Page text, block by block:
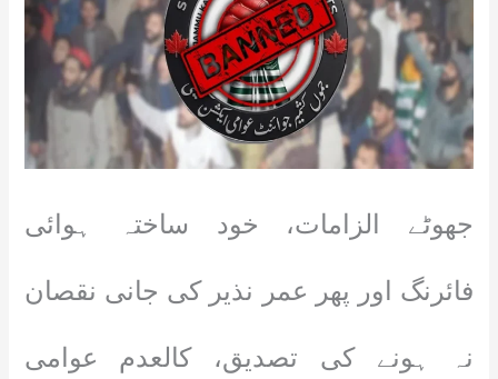
جھوٹے الزامات، خود ساختہ ہوائی
فائرنگ اور پھر عمر نذیر کی جانی نقصان
نہ ہونے کی تصدیق، کالعدم عوامی